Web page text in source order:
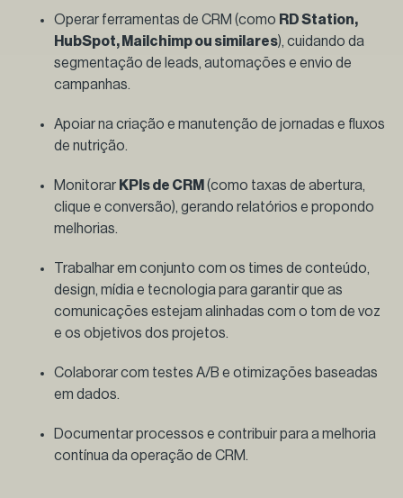
Operar ferramentas de CRM (como RD Station,
HubSpot, Mailchimp ou similares), cuidando da
segmentação de leads, automações e envio de
campanhas.
Apoiar na criação e manutenção de jornadas e fluxos
de nutrição.
Monitorar KPIs de CRM (como taxas de abertura,
clique e conversão), gerando relatórios e propondo
melhorias.
Trabalhar em conjunto com os times de conteúdo,
design, mídia e tecnologia para garantir que as
comunicações estejam alinhadas com o tom de voz
e os objetivos dos projetos.
Colaborar com testes A/B e otimizações baseadas
em dados.
Documentar processos e contribuir para a melhoria
contínua da operação de CRM.